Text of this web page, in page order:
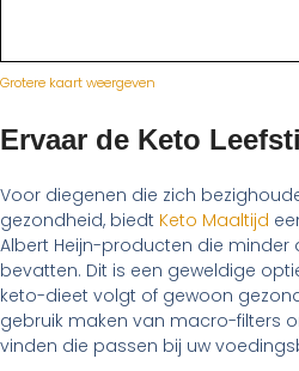
Grotere kaart weergeven
Ervaar de Keto
Voor diegenen die zich
gezondheid, biedt Keto Maaltijd
Albert Heijn-producten die minder
bevatten. Dit is een geweldige
keto-dieet volgt of gewoon
gebruik maken van macro-filters
vinden die passen bij uw